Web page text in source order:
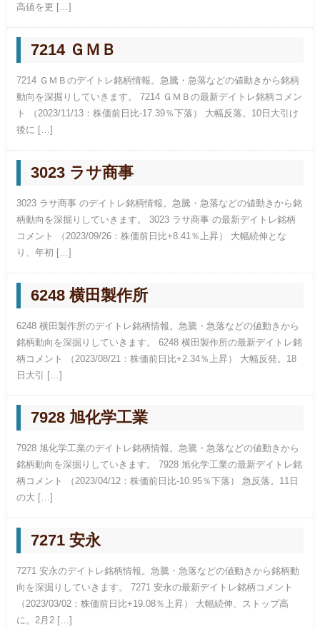
高値を更 […]
7214 ＧＭＢ
7214 ＧＭＢのデイトレ銘柄情報。急騰・急落などの値動きから銘柄
動向を深掘りしていきます。 7214 ＧＭＢの最新デイトレ銘柄コメン
ト （2023/11/13：株価前日比-17.39％下落） 大幅反落。10日大引け
後に […]
3023 ラサ商事
3023 ラサ商事 のデイトレ銘柄情報。急騰・急落などの値動きから銘
柄動向を深掘りしていきます。 3023 ラサ商事 の最新デイトレ銘柄
コメント （2023/09/26：株価前日比+8.41％上昇） 大幅続伸とな
り、年初 […]
6248 横田製作所
6248 横田製作所のデイトレ銘柄情報。急騰・急落などの値動きから
銘柄動向を深掘りしていきます。 6248 横田製作所の最新デイトレ銘
柄コメント （2023/08/21：株価前日比+2.34％上昇） 大幅反発。18
日大引 […]
7928 旭化学工業
7928 旭化学工業のデイトレ銘柄情報。急騰・急落などの値動きから
銘柄動向を深掘りしていきます。 7928 旭化学工業の最新デイトレ銘
柄コメント （2023/04/12：株価前日比-10.95％下落） 急反落。11日
の大 […]
7271 安永
7271 安永のデイトレ銘柄情報。急騰・急落などの値動きから銘柄動
向を深掘りしていきます。 7271 安永の最新デイトレ銘柄コメント
（2023/03/02：株価前日比+19.08％上昇） 大幅続伸、ストップ高
に。2月2 […]